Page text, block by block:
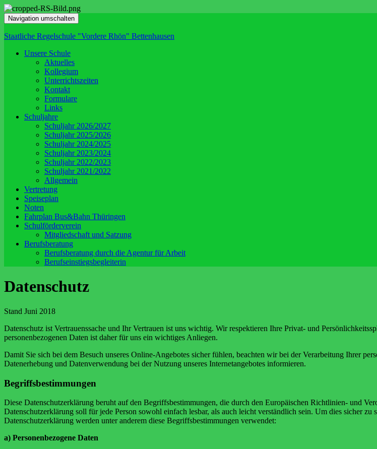
Navigation umschalten
Staatliche Regelschule "Vordere Rhön" Bettenhausen
Unsere Schule
Aktuelles
Kollegium
Unterrichtszeiten
Kontakt
Formulare
Links
Schuljahre
Schuljahr 2026/2027
Schuljahr 2025/2026
Schuljahr 2024/2025
Schuljahr 2023/2024
Schuljahr 2022/2023
Schuljahr 2021/2022
Allgemein
Vertretung
Speiseplan
Noten
Fahrplan Bus&Bahn Thüringen
Schulförderverein
Mitgliedschaft und Satzung
Berufsberatung
Berufsberatung durch die Agentur für Arbeit
Berufseinstiegsbegleiterin
Datenschutz
Stand Juni 2018
Datenschutz ist Vertrauenssache und Ihr Vertrauen ist uns wichtig. Wir respektieren Ihre Privat- und
personenbezogenen Daten ist daher für uns ein wichtiges Anliegen.
Damit Sie sich bei dem Besuch unseres Online-Angebotes sicher fühlen, beachten wir bei der Verarbeitung Ihrer
Datenerhebung und Datenverwendung bei der Nutzung unseres Internetangebotes informieren.
Begriffsbestimmungen
Diese Datenschutzerklärung beruht auf den Begriffsbestimmungen, die durch den Europäischen Richtlinien- und
Datenschutzerklärung soll für jede Person sowohl einfach lesbar, als auch leicht verständlich sein. Um dies sicher
Datenschutzerklärung werden unter anderem diese Begriffsbestimmungen verwendet:
a) Personenbezogene Daten